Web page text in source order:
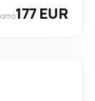
από177 EUR